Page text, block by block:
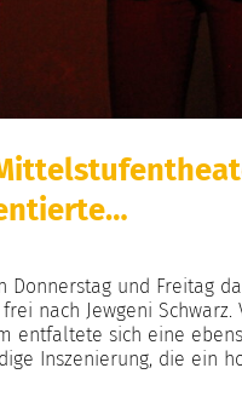
Donnerstag und Freitag
frei nach Jewgeni
entfaltete sich eine
Inszenierung, die ein